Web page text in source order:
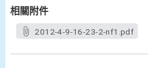
相關附件
2012-4-9-16-23-2-nf1.pdf